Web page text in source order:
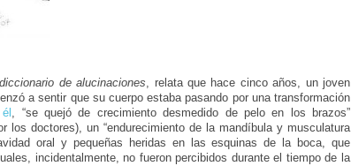
de alucinaciones, relata que hace cinco años, un joven
a sentir que su cuerpo estaba pasando por una transformación
, “se quejó de crecimiento desmedido de pelo en los brazos”
los doctores), un “endurecimiento de la mandíbula y musculatura
oral y pequeñas heridas en las esquinas de la boca, que
incidentalmente, no fueron percibidos durante el tiempo de la